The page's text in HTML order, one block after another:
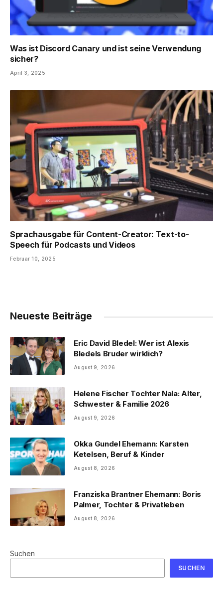
Was ist Discord Canary und ist seine Verwendung
sicher?
April 3, 2025
Sprachausgabe für Content-Creator: Text-to-
Speech für Podcasts und Videos
Februar 10, 2025
Neueste Beiträge
Eric David Bledel: Wer ist Alexis
Bledels Bruder wirklich?
August 9, 2026
Helene Fischer Tochter Nala: Alter,
Schwester & Familie 2026
August 9, 2026
Okka Gundel Ehemann: Karsten
Ketelsen, Beruf & Kinder
August 8, 2026
Franziska Brantner Ehemann: Boris
Palmer, Tochter & Privatleben
August 8, 2026
Suchen
SUCHEN